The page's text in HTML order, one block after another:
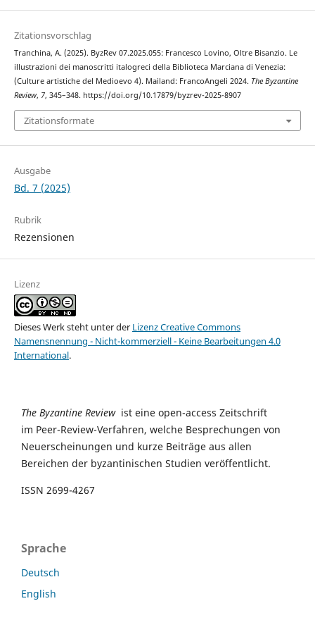
Zitationsvorschlag
Tranchina, A. (2025). ByzRev 07.2025.055: Francesco Lovino, Oltre Bisanzio. Le
illustrazioni dei manoscritti italogreci della Biblioteca Marciana di Venezia:
(Culture artistiche del Medioevo 4). Mailand: FrancoAngeli 2024. The Byzantine
Review, 7, 345–348. https://doi.org/10.17879/byzrev-2025-8907
Zitationsformate
Ausgabe
Bd. 7 (2025)
Rubrik
Rezensionen
Lizenz
Dieses Werk steht unter der Lizenz Creative Commons
Namensnennung - Nicht-kommerziell - Keine Bearbeitungen 4.0
International.
The Byzantine Reviewist eine open-access Zeitschrift
im Peer-Review-Verfahren, welche Besprechungen von
Neuerscheinungen und kurze Beiträge aus allen
Bereichen der byzantinischen Studien veröffentlicht.
ISSN 2699-4267
Sprache
Deutsch
English